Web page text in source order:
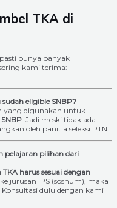
TKA di
punya banyak
kami terima:
eligible SNBP?
yang digunakan untuk
. Jadi meski tidak ada
oleh panitia seleksi PTN.
pelajaran pilihan dari
harus sesuai dengan
jurusan IPS (soshum), maka
dulu dengan kami